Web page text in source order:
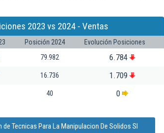
2023 vs 2024 - Ventas
Posición 2024
Evolución Posiciones
79.982 6.784
16.736 1.709
40 0
Tecnicas Para La Manipulacion De Solidos Sl